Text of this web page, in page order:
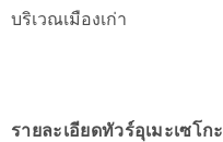
บริเวณเมืองเก่า
รายละเอียดทัวร์อุเมะเซโกะ